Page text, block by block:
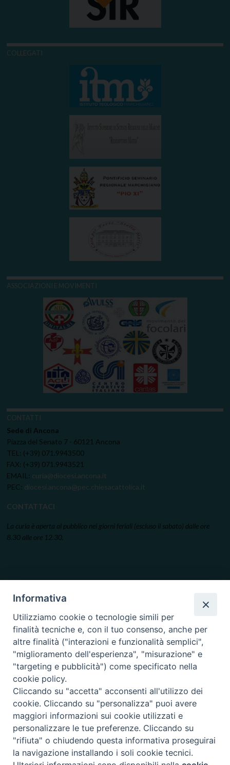
COLLEGATI
ASSOCIAZIONI E MOVIMENTI
CONTATTI
Sede di Ancona
Piazza del Senato 7 - 60121 Ancona
TEL: (+39) 071.9943500
FAX: (+39) 071.9943521
EMAIL: curia@diocesi.ancona.it
PEC: diocesi.ancona@pec.chiesacattolica.it
CONTATTACI
La curia è aperta al pubblico nei giorni feriali (escluso il sabato) dalle ore
8.30 alle ore 12.30.
Copyright © 2019. Arcidiocesi di Ancona-Osimo.All Rights Reserved.
Informativa
Utilizziamo cookie o tecnologie simili per
finalità tecniche e, con il tuo consenso, anche per
altre finalità ("interazioni e funzionalità semplici",
"miglioramento dell'esperienza", "misurazione" e
"targeting e pubblicità") come specificato nella
cookie policy.
Cliccando su "accetta" acconsenti all'utilizzo dei
cookie. Cliccando su "personalizza" puoi avere
maggiori informazioni sui cookie utilizzati e
personalizzare le tue preferenze. Cliccando su
"rifiuta" o chiudendo questa informativa proseguirai
la navigazione installando i soli cookie tecnici.